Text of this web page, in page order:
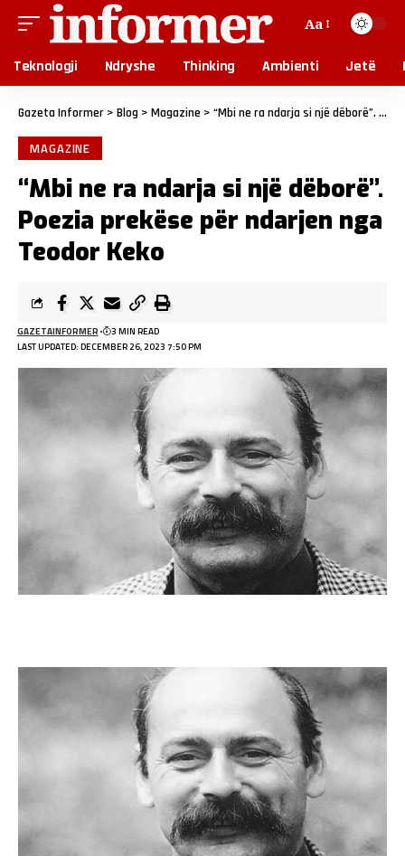
Aa
Teknologji Ndryshe Thinking Ambienti Jetë
Gazeta Informer > Blog > Magazine > “Mbi ne ra ndarja si një dëborë”. Poezia prekëse për ndarjen nga Teodor Keko
MAGAZINE
“Mbi ne ra ndarja si një dëborë”.
Poezia prekëse për ndarjen nga
Teodor Keko
LAST UPDATED: DECEMBER 26, 2023 7:50 PM
GAZETAINFORMER 3 MIN READ